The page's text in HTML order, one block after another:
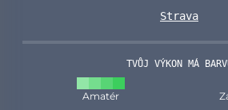
Strava
TVŮJ VÝKON MÁ
Amatér